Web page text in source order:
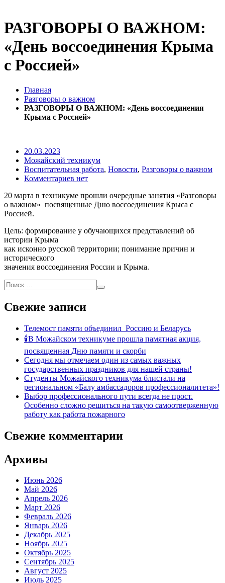
РАЗГОВОРЫ О ВАЖНОМ:
«День воссоединения Крыма
с Россией»
Главная
Разговоры о важном
РАЗГОВОРЫ О ВАЖНОМ: «День воссоединения
Крыма с Россией»
20.03.2023
Можайский техникум
Воспитательная работа, Новости, Разговоры о важном
Комментариев нет
20 марта в техникуме прошли очередные занятия «Разговоры
о важном» посвященные Дню воссоединения Крыса с
Россией.
Цель: формирование у обучающихся представлений об
истории Крыма
как исконно русской территории; понимание причин и
исторического
значения воссоединения России и Крыма.
Свежие записи
Телемост памяти объединил Россию и Беларусь
🕯В Можайском техникуме прошла памятная акция,
посвященная Дню памяти и скорби
Сегодня мы отмечаем один из самых важных
государственных праздников для нашей страны!
Студенты Можайского техникума блистали на
региональном «Балу амбассадоров профессионалитета»!
Выбор профессионального пути всегда не прост.
Особенно сложно решиться на такую самоотверженную
работу как работа пожарного
Свежие комментарии
Архивы
Июнь 2026
Май 2026
Апрель 2026
Март 2026
Февраль 2026
Январь 2026
Декабрь 2025
Ноябрь 2025
Октябрь 2025
Сентябрь 2025
Август 2025
Июль 2025